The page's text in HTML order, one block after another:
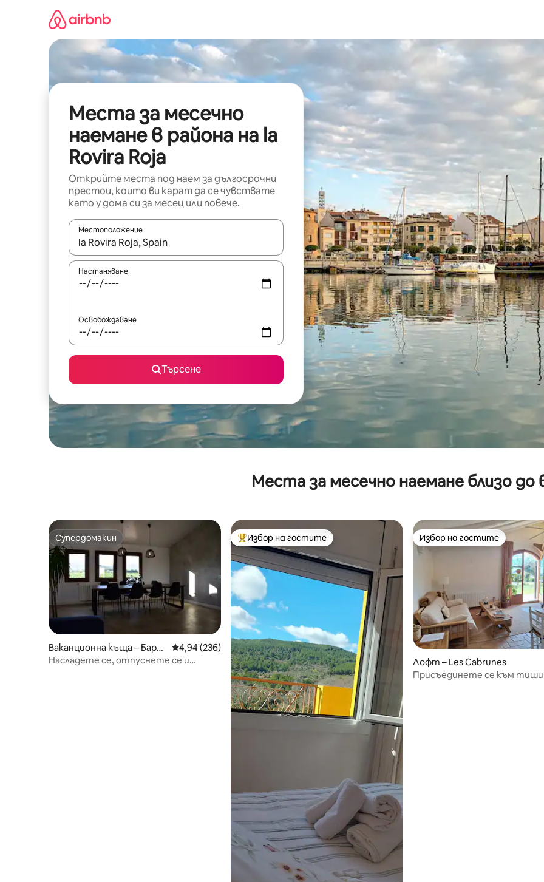
съдържанието
Места за месечно
наемане в района на la
Rovira Roja
Открийте места под наем за дългосрочни
престои, които ви карат да се чувствате
като у дома си за месец или повече.
Местоположение
Когато резултатите се покажат, използвайте клавишите със стрелки нагоре и надолу или навигирайте с
Настаняване
Освобождаване
Търсене
Места за месечно наемане близо до
Супердомакин
Супердомакин
Ваканционна къща – Барсе
лона
Средна оценка: 4,94 от 5, 236 отзива
4,94 (236)
Насладете се, отпуснете се и
Най-популярен избор на гостите
Избор на гостите Избор на гостите
Избор на гостите
Лофт – Les Cabrunes
Присъединете се към